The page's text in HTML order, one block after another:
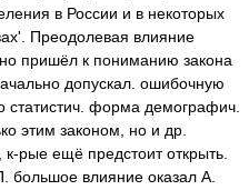
в России и в некоторых
Преодолевая влияние
пришёл к пониманию закона
допускал. ошибочную
статистич. форма демографич.
этим законом, но и др.
рые ещё предстоит открыть.
большое влияние оказал А.